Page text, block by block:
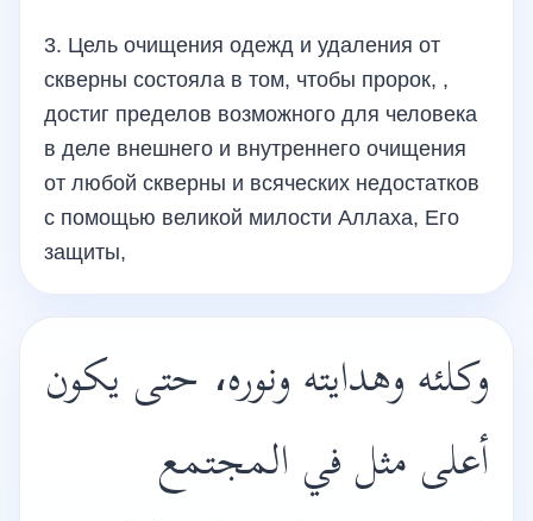
3. Цель очищения одежд и удаления от
скверны состояла в том, чтобы пророк, ,
достиг пределов возможного для человека
в деле внешнего и внутреннего очищения
от любой скверны и всяческих недостатков
с помощью великой милости Аллаха, Его
защиты,
وكلئه وهدايته ونوره، حتى يكون
أعلى مثل في المجتمع